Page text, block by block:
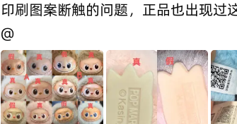
印刷图案断触的问题，正品也出现过
@